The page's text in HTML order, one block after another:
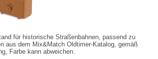
für historische Straßenbahnen, passend zu
aus dem Mix&Match Oldtimer-Katalog, gemäß
Farbe kann abweichen.